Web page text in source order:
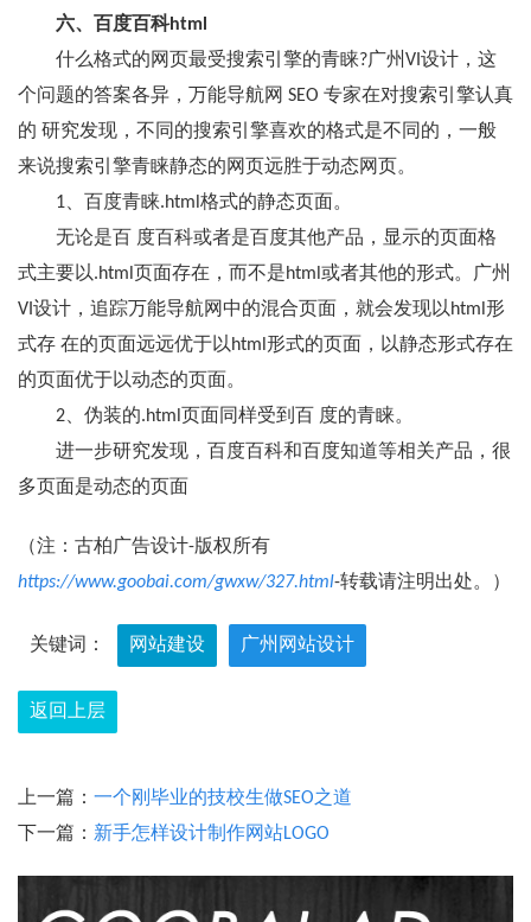
六、百度百科html
什么格式的网页最受搜索引擎的青睐?广州VI设计，这
个问题的答案各异，万能导航网 SEO 专家在对搜索引擎认真
的 研究发现，不同的搜索引擎喜欢的格式是不同的，一般
来说搜索引擎青睐静态的网页远胜于动态网页。
1、百度青睐.html格式的静态页面。
无论是百 度百科或者是百度其他产品，显示的页面格
式主要以.html页面存在，而不是html或者其他的形式。广州
VI设计，追踪万能导航网中的混合页面，就会发现以html形
式存 在的页面远远优于以html形式的页面，以静态形式存在
的页面优于以动态的页面。
2、伪装的.html页面同样受到百 度的青睐。
进一步研究发现，百度百科和百度知道等相关产品，很
多页面是动态的页面
（注：古柏广告设计-版权所有
https://www.goobai.com/gwxw/327.html-转载请注明出处。）
关键词： 网站建设 广州网站设计
返回上层
上一篇： 一个刚毕业的技校生做SEO之道
下一篇： 新手怎样设计制作网站LOGO